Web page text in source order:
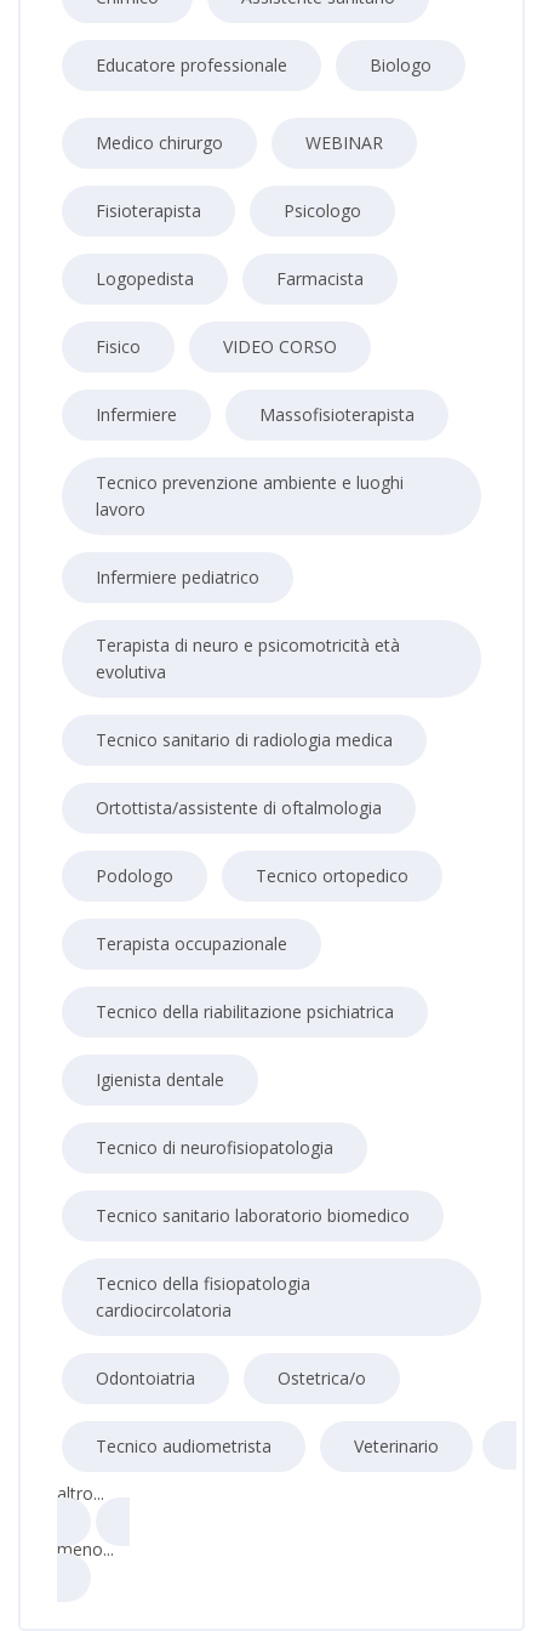
Educatore professionale Biologo
Medico chirurgo WEBINAR
Fisioterapista Psicologo
Logopedista Farmacista
Fisico VIDEO CORSO
Infermiere Massofisioterapista
Tecnico prevenzione ambiente e luoghi
lavoro
Infermiere pediatrico
Terapista di neuro e psicomotricità età
evolutiva
Tecnico sanitario di radiologia medica
Ortottista/assistente di oftalmologia
Podologo Tecnico ortopedico
Terapista occupazionale
Tecnico della riabilitazione psichiatrica
Igienista dentale
Tecnico di neurofisiopatologia
Tecnico sanitario laboratorio biomedico
Tecnico della fisiopatologia
cardiocircolatoria
Odontoiatria Ostetrica/o
Tecnico audiometrista Veterinario
altro...
meno...